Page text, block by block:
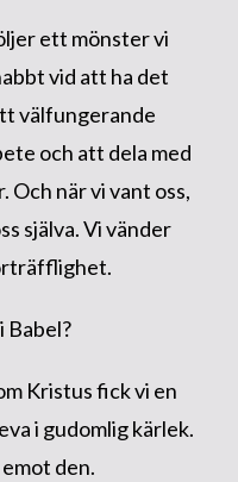
ett mönster vi
vid att ha det
välfungerande
och att dela med
Och när vi vant oss,
själva. Vi vänder
Babel?
Kristus fick vi en
i gudomlig kärlek.
den.